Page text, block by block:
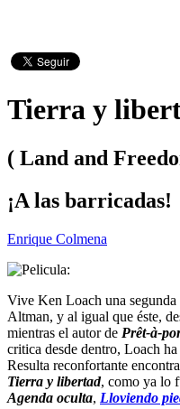
Tierra y
( Land and
¡A las barricadas!
Enrique Colmena
Vive Ken Loach una segunda
Altman, y al igual que éste,
mientras el autor de Prêt-à-
critica desde dentro, Loach
Resulta reconfortante
Tierra y libertad, como ya lo
Agenda oculta, Lloviendo